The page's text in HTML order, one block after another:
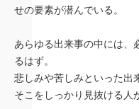
せの要素が潜んでいる。
あらゆる出来事の中には、
るはず。
悲しみや苦しみといった出
そこをしっかり見抜ける人